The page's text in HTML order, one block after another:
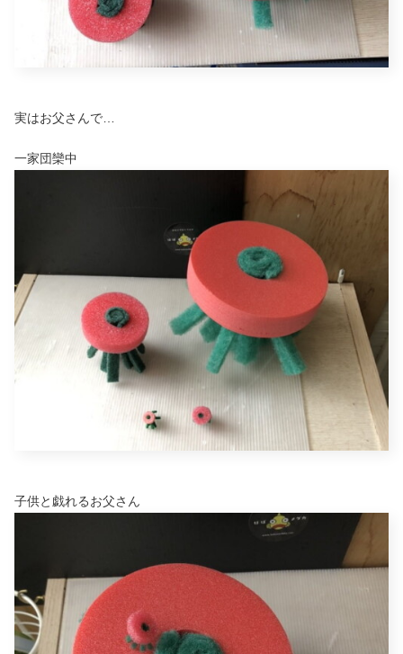
実はお父さんで…
一家団欒中
子供と戯れるお父さん